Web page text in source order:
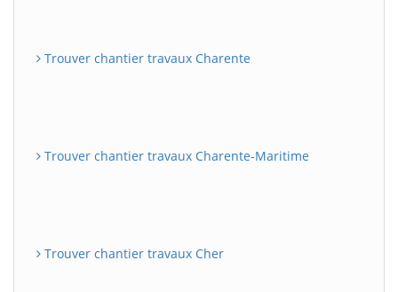
Trouver chantier travaux Charente
Trouver chantier travaux Charente-Maritime
Trouver chantier travaux Cher